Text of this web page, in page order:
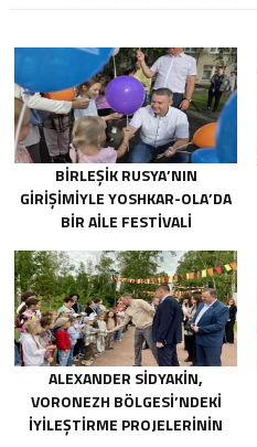
BIRLEŞIK RUSYA’NIN
GIRIŞIMIYLE YOSHKAR-OLA’DA
BIR AILE FESTIVALI
ALEXANDER SIDYAKIN,
VORONEZH BÖLGESI’NDEKI
IYILEŞTIRME PROJELERININ